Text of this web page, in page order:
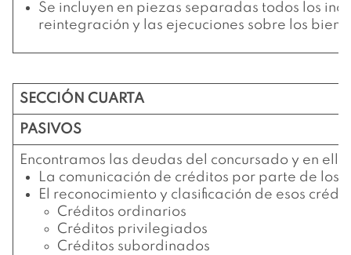
Se incluyen en piezas separadas todos los
reintegración y las ejecuciones sobre los
SECCIÓN CUARTA
PASIVOS
Encontramos las deudas del concursado y en
La comunicación de créditos por parte de los
El reconocimiento y clasificación de esos
Créditos ordinarios
Créditos privilegiados
Créditos subordinados